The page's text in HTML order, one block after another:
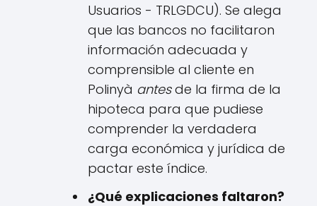
Usuarios - TRLGDCU). Se alega
que las bancos no facilitaron
información adecuada y
comprensible al cliente en
Polinyà antesde la firma de la
hipoteca para que pudiese
comprender la verdadera
carga económica y jurídica de
pactar este índice.
¿Qué explicaciones faltaron?